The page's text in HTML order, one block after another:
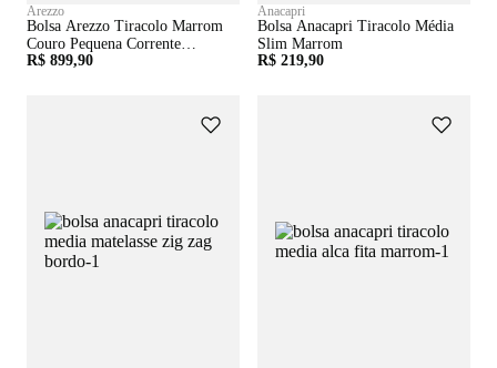
Arezzo
Bolsa Arezzo Tiracolo Marrom
Couro Pequena Corrente
Dourada
R$ 899,90
Anacapri
Bolsa Anacapri Tiracolo Média
Slim Marrom
R$ 219,90